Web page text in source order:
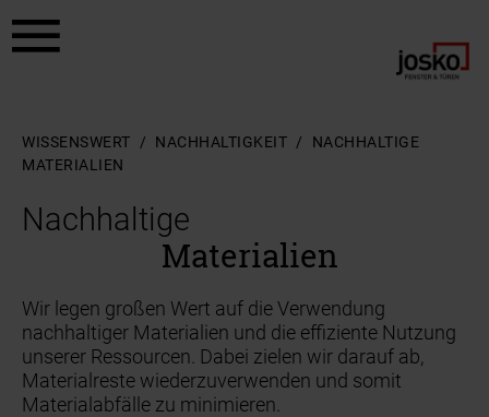
WISSENSWERT NACHHALTIGKEIT
NACHHALTIGE
MATERIALIEN
Nachhaltige
Materialien
Wir legen großen Wert auf die Verwendung
nachhaltiger Materialien und die effiziente Nutzung
unserer Ressourcen. Dabei zielen wir darauf ab,
Materialreste wiederzuverwenden und somit
Materialabfälle zu minimieren.